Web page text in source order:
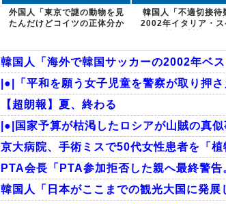
外国人「東京で謎の動物を見
たんだけどコイツの正体分か
韓国人「不適切接待
2002年イタリア・ス
韓国人「海外で韓国サッカーの2002年ベ
|●|「平和を願う女子児童を警察が取り押
【超朗報】夏、終わる
|●|国家予算が枯渇したロシアが山賊の真
京大病院、手術ミスで50代女性患者を「
PTA会長「PTA参加拒否した親へ最終警告
韓国人「日本がここまでの観光大国に発